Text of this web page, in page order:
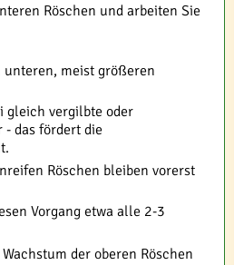
Röschen und arbeiten Sie
meist größeren
gleich vergilbte oder
- das fördert die
Röschen bleiben vorerst
Vorgang etwa alle 2-3
der oberen Röschen